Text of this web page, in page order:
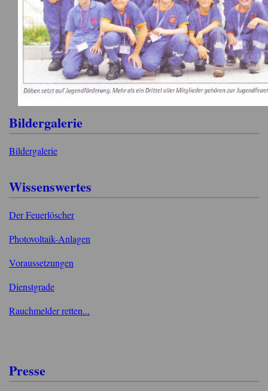
Bildergalerie
Bildergalerie
Wissenswertes
Der Feuerlöscher
Photovoltaik-Anlagen
Voraussetzungen
Dienstgrade
Rauchmelder retten...
Presse